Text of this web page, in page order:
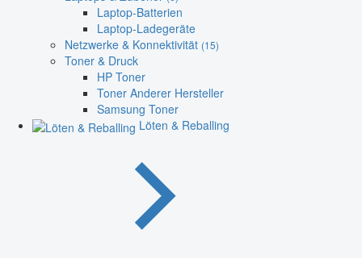
Laptop-Batterien
Laptop-Ladegeräte
Netzwerke & Konnektivität (15)
Toner & Druck
HP Toner
Toner Anderer Hersteller
Samsung Toner
Löten & Reballing